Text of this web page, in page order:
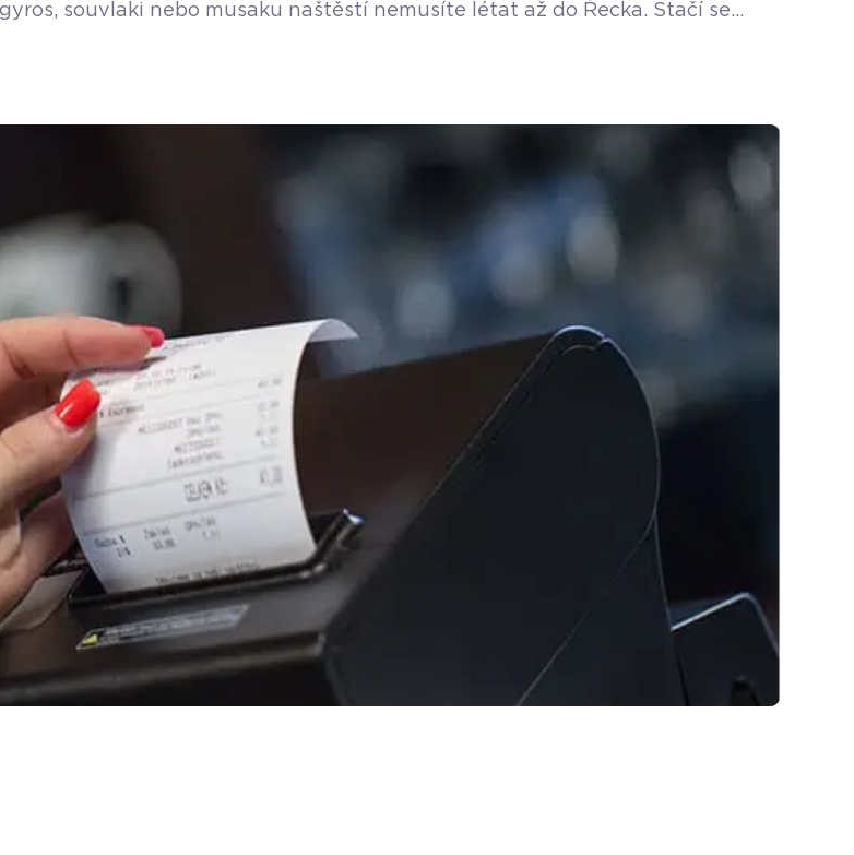
souvlaki nebo musaku naštěstí nemusíte létat až do Řecka. Stačí se